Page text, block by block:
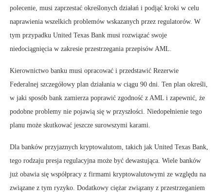
polecenie, musi zaprzestać określonych działań i podjąć kroki w celu
naprawienia wszelkich problemów wskazanych przez regulatorów. W
tym przypadku United Texas Bank musi rozwiązać swoje
niedociągnięcia w zakresie przestrzegania przepisów AML.
Kierownictwo banku musi opracować i przedstawić Rezerwie
Federalnej szczegółowy plan działania w ciągu 90 dni. Ten plan określi,
w jaki sposób bank zamierza poprawić zgodność z AML i zapewnić, że
podobne problemy nie pojawią się w przyszłości. Niedopełnienie tego
planu może skutkować jeszcze surowszymi karami.
Dla banków przyjaznych kryptowalutom, takich jak United Texas Bank,
tego rodzaju presja regulacyjna może być dewastująca. Wiele banków
już obawia się współpracy z firmami kryptowalutowymi ze względu na
związane z tym ryzyko. Dodatkowy ciężar związany z przestrzeganiem